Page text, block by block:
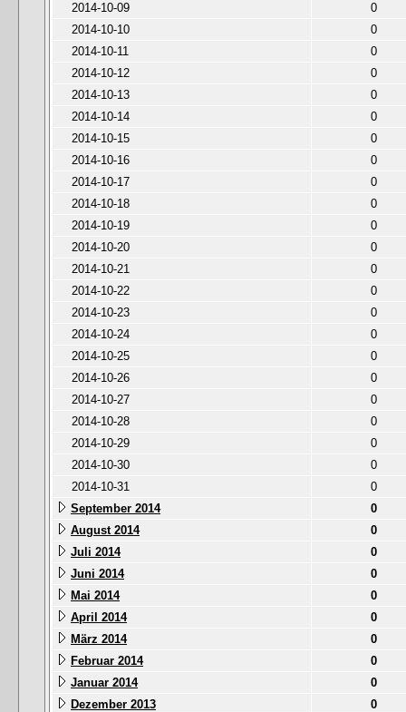
2014-10-09
0
2014-10-10
0
2014-10-11
0
2014-10-12
0
2014-10-13
0
2014-10-14
0
2014-10-15
0
2014-10-16
0
2014-10-17
0
2014-10-18
0
2014-10-19
0
2014-10-20
0
2014-10-21
0
2014-10-22
0
2014-10-23
0
2014-10-24
0
2014-10-25
0
2014-10-26
0
2014-10-27
0
2014-10-28
0
2014-10-29
0
2014-10-30
0
2014-10-31
0
September 2014
0
August 2014
0
Juli 2014
0
Juni 2014
0
Mai 2014
0
April 2014
0
März 2014
0
Februar 2014
0
Januar 2014
0
Dezember 2013
0